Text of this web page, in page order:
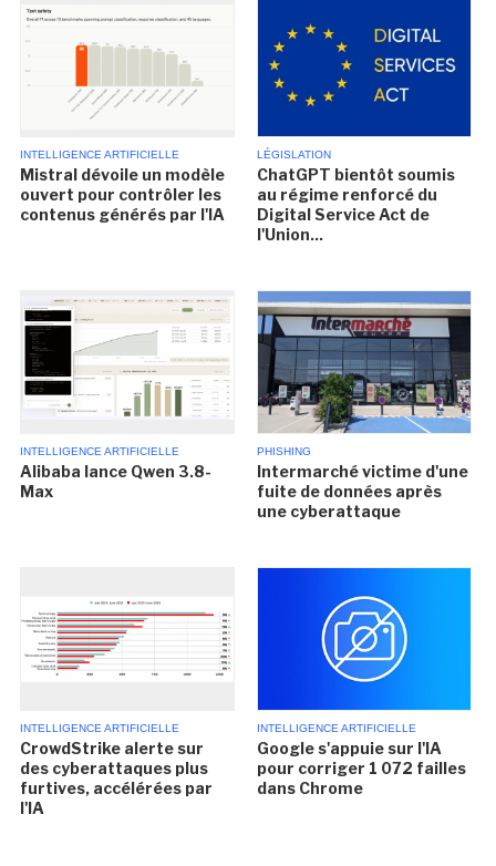
INTELLIGENCE ARTIFICIELLE
Mistral dévoile un modèle
ouvert pour contrôler les
contenus générés par l'IA
LÉGISLATION
ChatGPT bientôt soumis
au régime renforcé du
Digital Service Act de
l'Union...
INTELLIGENCE ARTIFICIELLE
Alibaba lance Qwen 3.8-
Max
PHISHING
Intermarché victime d'une
fuite de données après
une cyberattaque
INTELLIGENCE ARTIFICIELLE
CrowdStrike alerte sur
des cyberattaques plus
furtives, accélérées par
l'IA
INTELLIGENCE ARTIFICIELLE
Google s'appuie sur l'IA
pour corriger 1 072 failles
dans Chrome